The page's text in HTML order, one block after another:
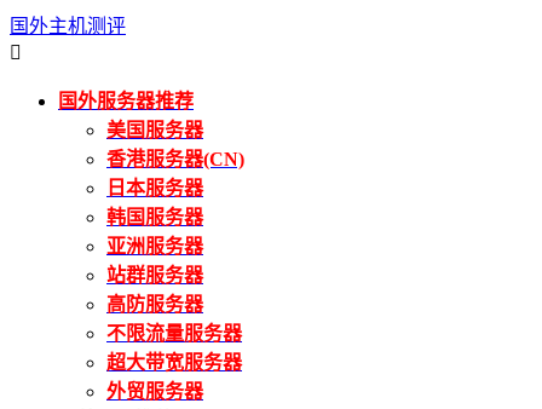
国外主机测评

国外服务器推荐
美国服务器
香港服务器(CN)
日本服务器
韩国服务器
亚洲服务器
站群服务器
高防服务器
不限流量服务器
超大带宽服务器
外贸服务器